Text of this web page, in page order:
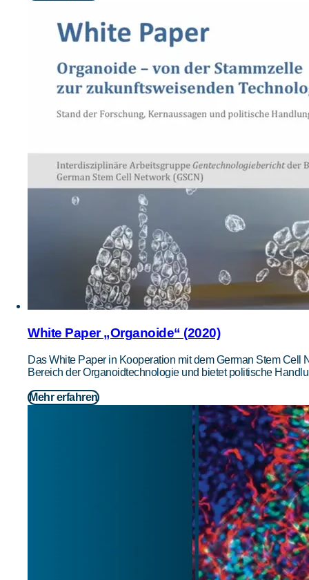
White Paper „Organoide“ (2020)
Das White Paper in Kooperation mit dem German Stem Cell
Bereich der Organoidtechnologie und bietet politische
Mehr erfahren